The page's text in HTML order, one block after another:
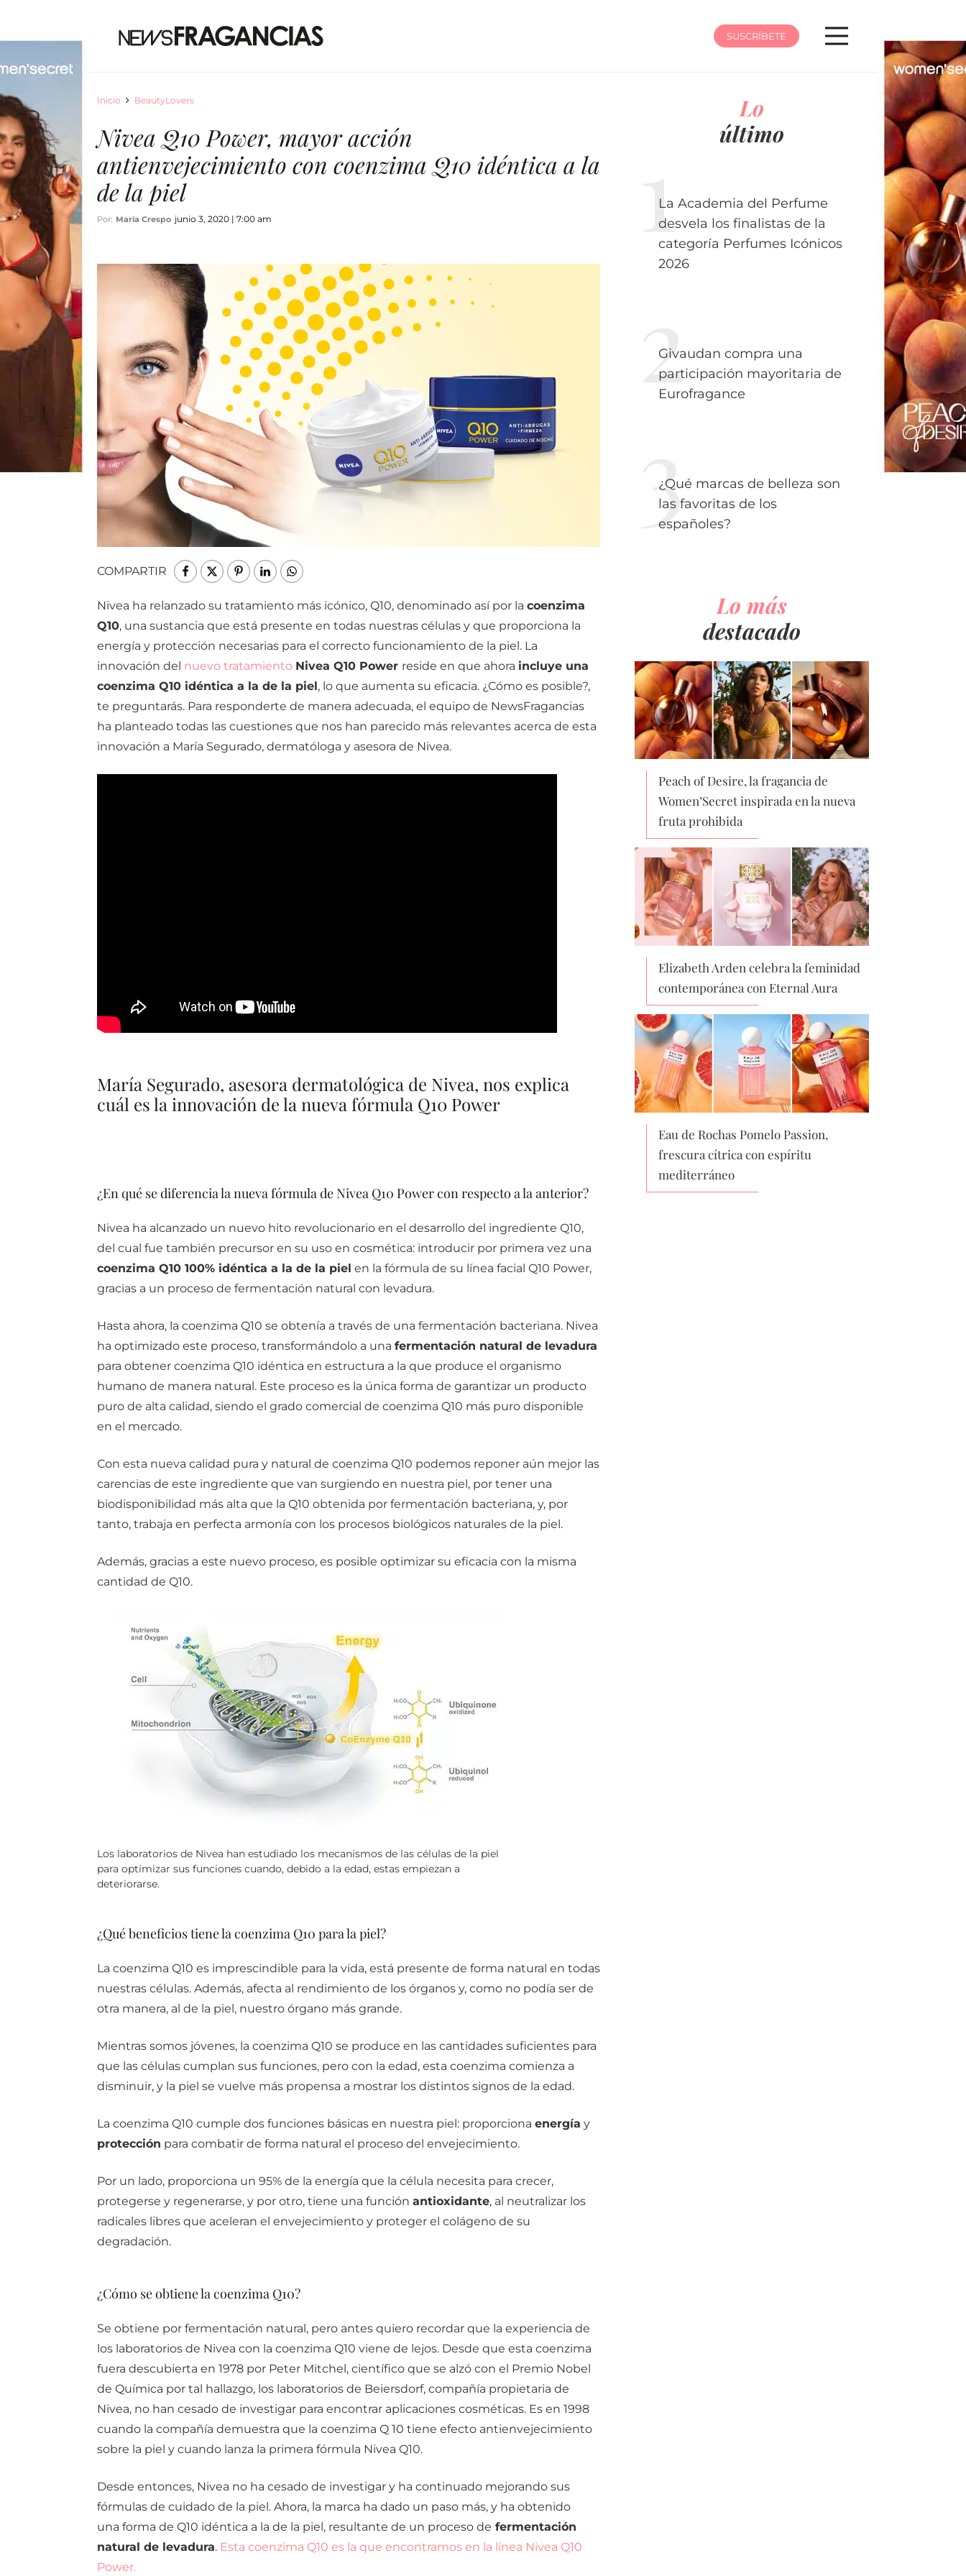
SUSCRÍBETE
Inicio BeautyLovers
Nivea Q10 Power, mayor acción
antienvejecimiento con coenzima Q10 idéntica a la
de la piel
Por: María Crespo junio 3, 2020 | 7:00 am
COMPARTIR
Nivea ha relanzado su tratamiento más icónico, Q10, denominado así por la coenzima
Q10, una sustancia que está presente en todas nuestras células y que proporciona la
energía y protección necesarias para el correcto funcionamiento de la piel. La
innovación del nuevo tratamiento Nivea Q10 Power reside en que ahora incluye una
coenzima Q10 idéntica a la de la piel, lo que aumenta su eficacia. ¿Cómo es posible?,
te preguntarás. Para responderte de manera adecuada, el equipo de NewsFragancias
ha planteado todas las cuestiones que nos han parecido más relevantes acerca de esta
innovación a María Segurado, dermatóloga y asesora de Nivea.
María Segurado, asesora dermatológica de Nivea, nos explica
cuál es la innovación de la nueva fórmula Q10 Power
¿En qué se diferencia la nueva fórmula de Nivea Q10 Power con respecto a la anterior?
Nivea ha alcanzado un nuevo hito revolucionario en el desarrollo del ingrediente Q10,
del cual fue también precursor en su uso en cosmética: introducir por primera vez una
coenzima Q10 100% idéntica a la de la piel en la fórmula de su línea facial Q10 Power,
gracias a un proceso de fermentación natural con levadura.
Hasta ahora, la coenzima Q10 se obtenía a través de una fermentación bacteriana. Nivea
ha optimizado este proceso, transformándolo a una fermentación natural de levadura
para obtener coenzima Q10 idéntica en estructura a la que produce el organismo
humano de manera natural. Este proceso es la única forma de garantizar un producto
puro de alta calidad, siendo el grado comercial de coenzima Q10 más puro disponible
en el mercado.
Con esta nueva calidad pura y natural de coenzima Q10 podemos reponer aún mejor las
carencias de este ingrediente que van surgiendo en nuestra piel, por tener una
biodisponibilidad más alta que la Q10 obtenida por fermentación bacteriana, y, por
tanto, trabaja en perfecta armonía con los procesos biológicos naturales de la piel.
Además, gracias a este nuevo proceso, es posible optimizar su eficacia con la misma
cantidad de Q10.
Los laboratorios de Nivea han estudiado los mecanismos de las células de la piel
para optimizar sus funciones cuando, debido a la edad, estas empiezan a
deteriorarse.
¿Qué beneficios tiene la coenzima Q10 para la piel?
La coenzima Q10 es imprescindible para la vida, está presente de forma natural en todas
nuestras células. Además, afecta al rendimiento de los órganos y, como no podía ser de
otra manera, al de la piel, nuestro órgano más grande.
Mientras somos jóvenes, la coenzima Q10 se produce en las cantidades suficientes para
que las células cumplan sus funciones, pero con la edad, esta coenzima comienza a
disminuir, y la piel se vuelve más propensa a mostrar los distintos signos de la edad.
La coenzima Q10 cumple dos funciones básicas en nuestra piel: proporciona energía y
protección para combatir de forma natural el proceso del envejecimiento.
Por un lado, proporciona un 95% de la energía que la célula necesita para crecer,
protegerse y regenerarse, y por otro, tiene una función antioxidante, al neutralizar los
radicales libres que aceleran el envejecimiento y proteger el colágeno de su
degradación.
¿Cómo se obtiene la coenzima Q10?
Se obtiene por fermentación natural, pero antes quiero recordar que la experiencia de
los laboratorios de Nivea con la coenzima Q10 viene de lejos. Desde que esta coenzima
fuera descubierta en 1978 por Peter Mitchel, científico que se alzó con el Premio Nobel
de Química por tal hallazgo, los laboratorios de Beiersdorf, compañía propietaria de
Nivea, no han cesado de investigar para encontrar aplicaciones cosméticas. Es en 1998
cuando la compañía demuestra que la coenzima Q 10 tiene efecto antienvejecimiento
sobre la piel y cuando lanza la primera fórmula Nivea Q10.
Desde entonces, Nivea no ha cesado de investigar y ha continuado mejorando sus
fórmulas de cuidado de la piel. Ahora, la marca ha dado un paso más, y ha obtenido
una forma de Q10 idéntica a la de la piel, resultante de un proceso de fermentación
natural de levadura. Esta coenzima Q10 es la que encontramos en la línea Nivea Q10
Power.
Lo
último
La Academia del Perfume
desvela los finalistas de la
categoría Perfumes Icónicos
2026
Givaudan compra una
participación mayoritaria de
Eurofragance
¿Qué marcas de belleza son
las favoritas de los
españoles?
Lo más
destacado
Peach of Desire, la fragancia de
Women’Secret inspirada en la nueva
fruta prohibida
Elizabeth Arden celebra la feminidad
contemporánea con Eternal Aura
Eau de Rochas Pomelo Passion,
frescura cítrica con espíritu
mediterráneo